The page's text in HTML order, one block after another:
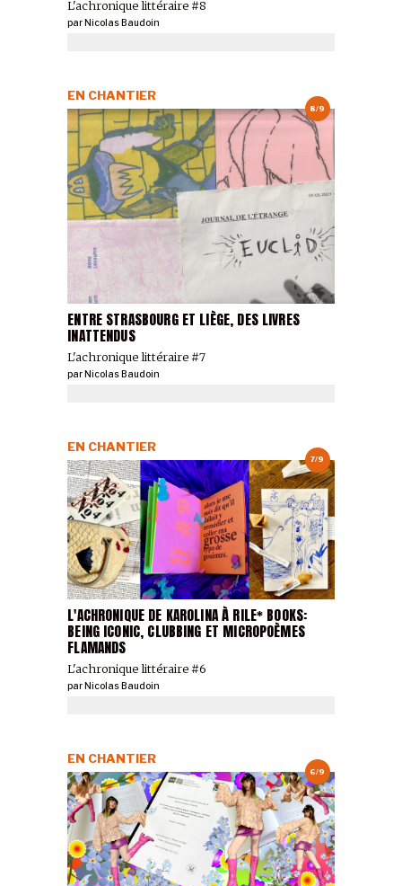
L'achronique littéraire #8
par Nicolas Baudoin
8/9
ENTRE STRASBOURG ET LIÈGE, DES LIVRES
INATTENDUS
L'achronique littéraire #7
EN CHANTIER
parNicolas Baudoin
7/9
L'ACHRONIQUE DE KAROLINA À RILE* BOOKS:
BEING ICONIC, CLUBBING ET MICROPOÈMES
FLAMANDS
L'achronique littéraire #6
EN CHANTIER
par Nicolas Baudoin
6/9
EN CHANTIER